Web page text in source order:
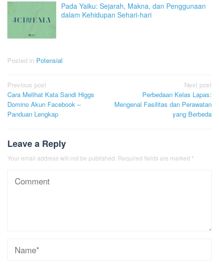
Pada Yaiku: Sejarah, Makna, dan Penggunaan
dalam Kehidupan Sehari-hari
Posted in Potensial
Post
navigation
Previous post
Cara Melihat Kata Sandi Higgs
Domino Akun Facebook –
Panduan Lengkap
Next post
Perbedaan Kelas Lapas:
Mengenal Fasilitas dan Perawatan
yang Berbeda
Leave a Reply
Your email address will not be published. Required fields are marked *